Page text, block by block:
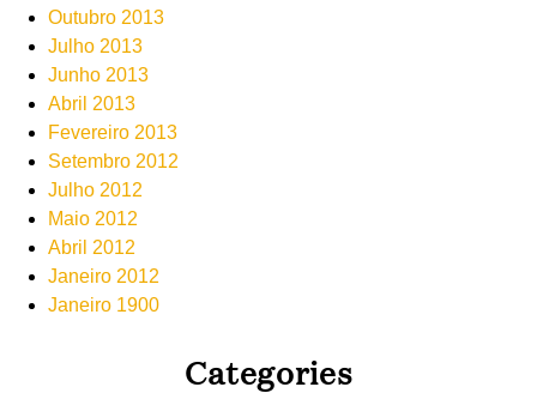
Outubro 2013
Julho 2013
Junho 2013
Abril 2013
Fevereiro 2013
Setembro 2012
Julho 2012
Maio 2012
Abril 2012
Janeiro 2012
Janeiro 1900
Categories